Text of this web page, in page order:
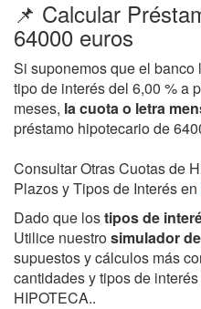
📌 Calcular
64000 euros
Si suponemos que el banco
tipo de interés del 6,00 % a
meses, la cuota o letra
préstamo hipotecario de
Consultar Otras Cuotas de
Plazos y Tipos de Interés en
Dado que lostipos de
Utilice nuestrosimulador
supuestos y cálculos más
cantidades y tipos de
HIPOTECA..